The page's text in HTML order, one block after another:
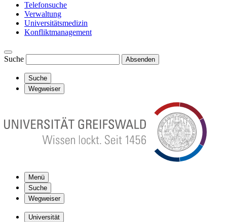
Telefonsuche
Verwaltung
Universitätsmedizin
Konfliktmanagement
Suche Absenden
Suche
Wegweiser
Menü
Suche
Wegweiser
Universität